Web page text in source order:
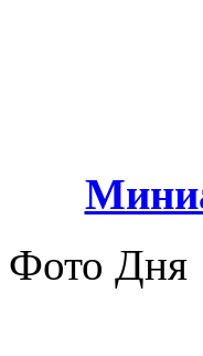
Фото Дня